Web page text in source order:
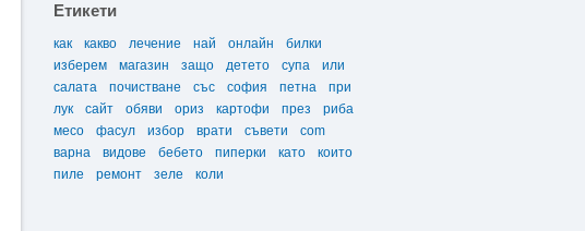
Етикети
как какво лечение най онлайн
билки
изберем
магазин защо детето супа
или
салата
почистване със софия петна
при
лук
сайт обяви ориз картофи през
риба
месо
фасул избор врати съвети
com
варна
видове бебето пиперки като
които
пиле
ремонт зеле коли